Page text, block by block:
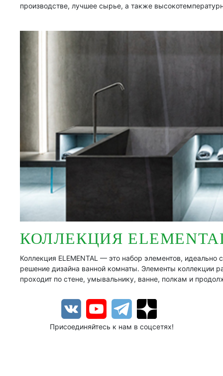
производстве, лучшее сырье, а также
КОЛЛЕКЦИЯ
Коллекция ELEMENTAL — это набор элементов,
решение дизайна ванной комнаты. Элементы коллекции
проходит по стене, умывальнику, ванне, полкам и
Присоединяйтесь к нам в соцсетях!